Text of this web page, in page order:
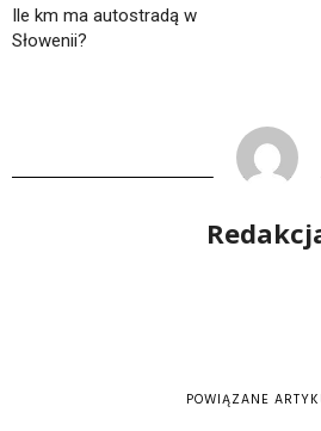
Ile km ma autostradą w
Słowenii?
POWIĄZANE